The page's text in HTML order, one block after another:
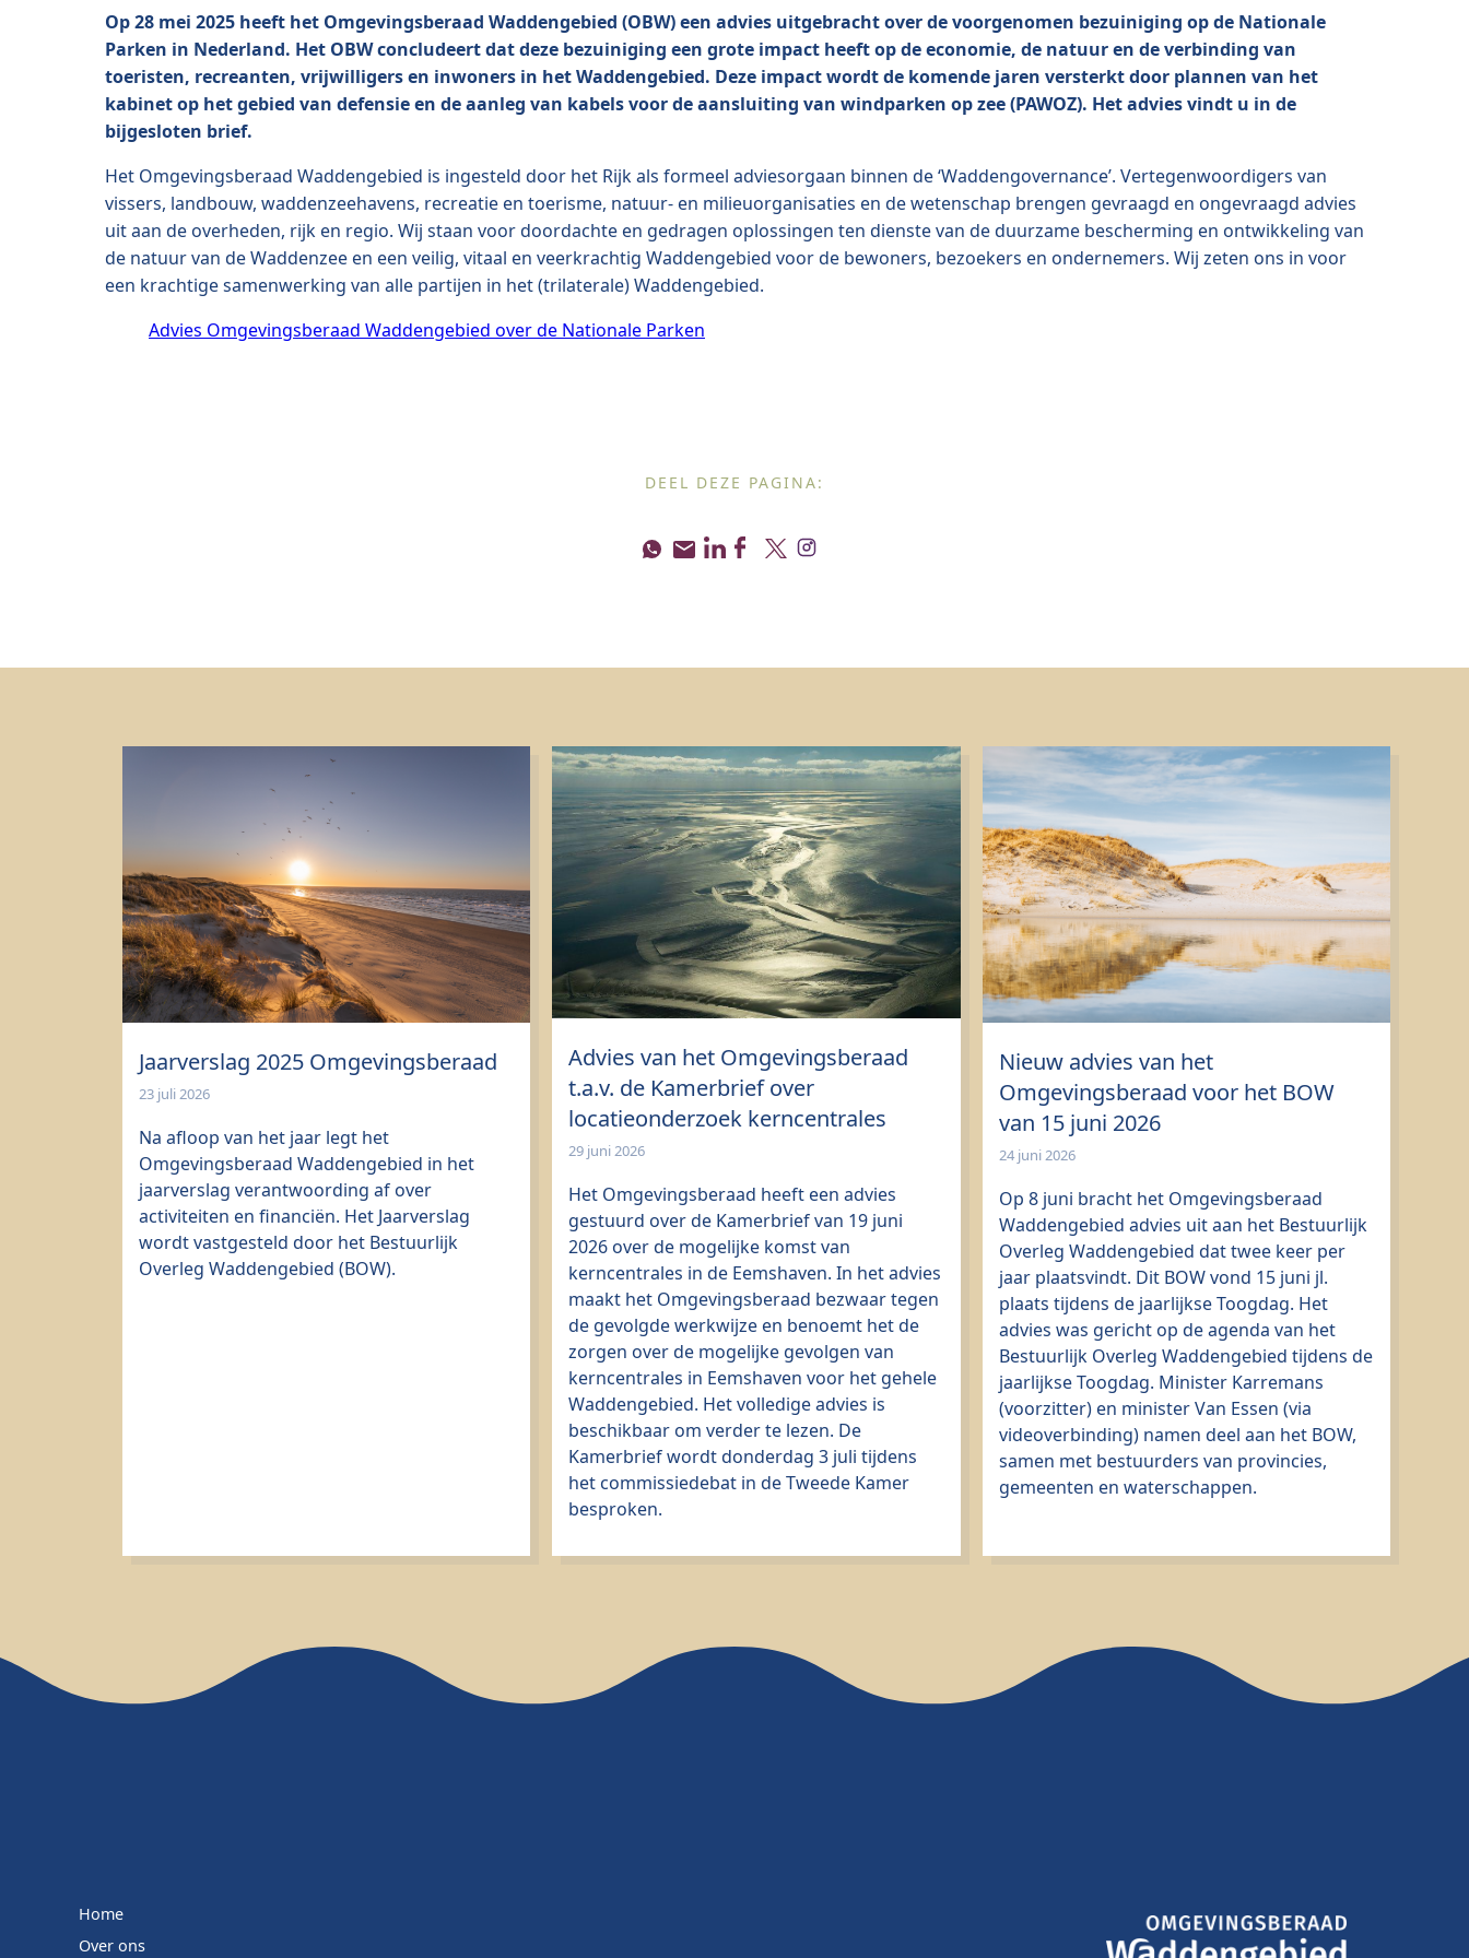
Op 28 mei 2025 heeft het Omgevingsberaad Waddengebied (OBW) een advies uitgebracht over de voorgenomen bezuiniging op de Nationale
Parken in Nederland. Het OBW concludeert dat deze bezuiniging een grote impact heeft op de economie, de natuur en de verbinding van
toeristen, recreanten, vrijwilligers en inwoners in het Waddengebied. Deze impact wordt de komende jaren versterkt door plannen van het
kabinet op het gebied van defensie en de aanleg van kabels voor de aansluiting van windparken op zee (PAWOZ). Het advies vindt u in de
bijgesloten brief.
Het Omgevingsberaad Waddengebied is ingesteld door het Rijk als formeel adviesorgaan binnen de ‘Waddengovernance’. Vertegenwoordigers van
vissers, landbouw, waddenzeehavens, recreatie en toerisme, natuur- en milieuorganisaties en de wetenschap brengen gevraagd en ongevraagd advies
uit aan de overheden, rijk en regio. Wij staan voor doordachte en gedragen oplossingen ten dienste van de duurzame bescherming en ontwikkeling van
de natuur van de Waddenzee en een veilig, vitaal en veerkrachtig Waddengebied voor de bewoners, bezoekers en ondernemers. Wij zeten ons in voor
een krachtige samenwerking van alle partijen in het (trilaterale) Waddengebied.
Advies Omgevingsberaad Waddengebied over de Nationale Parken
DEEL DEZE PAGINA:
Jaarverslag 2025 Omgevingsberaad
23 juli 2026
Na afloop van het jaar legt het
Omgevingsberaad Waddengebied in het
jaarverslag verantwoording af over
activiteiten en financiën. Het Jaarverslag
wordt vastgesteld door het Bestuurlijk
Overleg Waddengebied (BOW).
Advies van het Omgevingsberaad
t.a.v. de Kamerbrief over
locatieonderzoek kerncentrales
29 juni 2026
Het Omgevingsberaad heeft een advies
gestuurd over de Kamerbrief van 19 juni
2026 over de mogelijke komst van
kerncentrales in de Eemshaven. In het advies
maakt het Omgevingsberaad bezwaar tegen
de gevolgde werkwijze en benoemt het de
zorgen over de mogelijke gevolgen van
kerncentrales in Eemshaven voor het gehele
Waddengebied. Het volledige advies is
beschikbaar om verder te lezen. De
Kamerbrief wordt donderdag 3 juli tijdens
het commissiedebat in de Tweede Kamer
besproken.
Nieuw advies van het
Omgevingsberaad voor het BOW
van 15 juni 2026
24 juni 2026
Op 8 juni bracht het Omgevingsberaad
Waddengebied advies uit aan het Bestuurlijk
Overleg Waddengebied dat twee keer per
jaar plaatsvindt. Dit BOW vond 15 juni jl.
plaats tijdens de jaarlijkse Toogdag. Het
advies was gericht op de agenda van het
Bestuurlijk Overleg Waddengebied tijdens de
jaarlijkse Toogdag. Minister Karremans
(voorzitter) en minister Van Essen (via
videoverbinding) namen deel aan het BOW,
samen met bestuurders van provincies,
gemeenten en waterschappen.
Home
Over ons